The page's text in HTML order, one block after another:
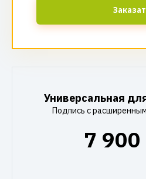
Универсальная
Подпись с
7 900